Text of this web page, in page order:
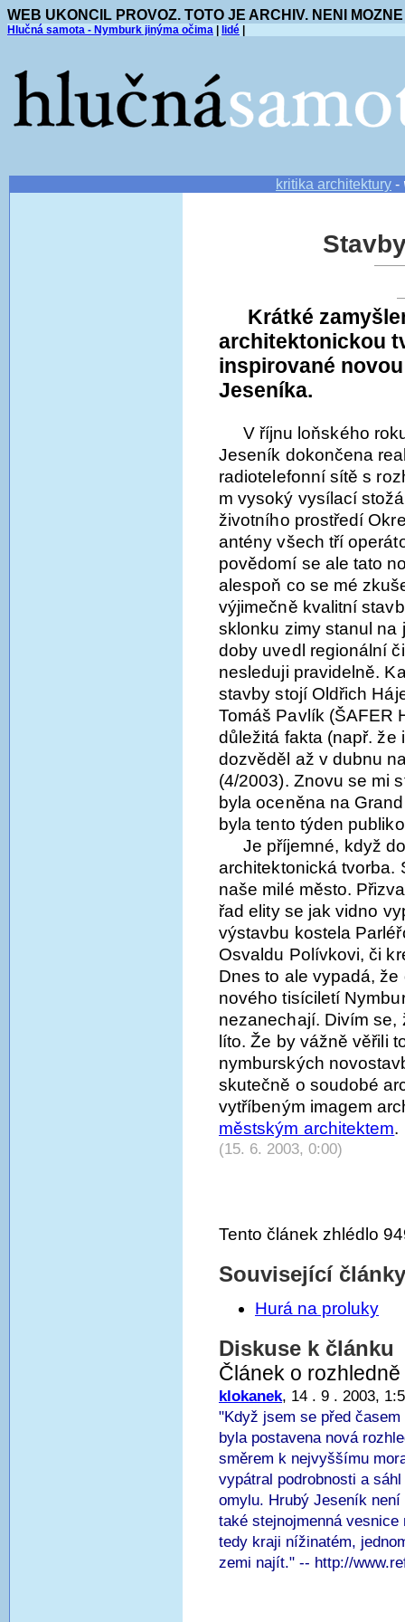
WEB UKONCIL PROVOZ. TOTO JE ARCHIV. NENI
Hlučná samota - Nymburk jinýma očima lidé
kritika architektury -
Krátké
architektonickou
inspirované
Jeseníka.
V říjnu loňského
Jeseník dokončena
radiotelefonní sítě s
m vysoký vysílací
životního prostředí
antény všech tří
povědomí se ale tato
alespoň co se mé
výjimečně kvalitní
sklonku zimy stanul na
doby uvedl regionální
nesleduji pravidelně.
stavby stojí Oldřich
Tomáš Pavlík (ŠAFER
důležitá fakta (např. že
dozvěděl až v dubnu
(4/2003). Znovu se mi
byla oceněna na
byla tento týden
Je příjemné, když
architektonická tvorba.
naše milé město.
řad elity se jak vidno
výstavbu kostela
Osvaldu Polívkovi, či
Dnes to ale vypadá,
nového tisíciletí
nezanechají. Divím
líto. Že by vážně věřili
nymburských
skutečně o soudobé
vytříbeným imagem
městským architektem.
(15. 6. 2003, 0:00)
Tento článek zhlédlo
Související články
Hurá na proluky
Diskuse k článku
Článek o
klokanek, 14 . 9 . 2003,
"Když jsem se před
byla postavena nová
směrem k nejvyššímu
vypátral podrobnosti a
omylu. Hrubý Jeseník
také stejnojmenná
tedy kraji nížinatém,
zemi najít." -- http://